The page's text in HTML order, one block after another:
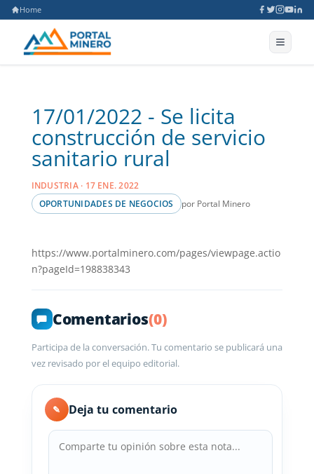
Home
17/01/2022 - Se licita
construcción de servicio
sanitario rural
INDUSTRIA · 17 ENE. 2022
OPORTUNIDADES DE NEGOCIOS
por Portal Minero
https://www.portalminero.com/pages/viewpage.actio
n?pageId=198838343
Comentarios(0)
Participa de la conversación. Tu comentario se publicará una
vez revisado por el equipo editorial.
✎ Deja tu comentario